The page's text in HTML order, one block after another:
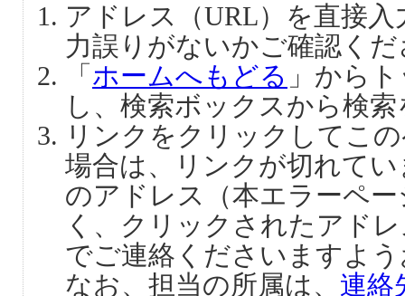
アドレス（URL）を直接
力誤りがないかご確認く
「 ホームへもどる 」から
し、検索ボックスから検
リンクをクリックしてこ
場合は、リンクが切れて
のアドレス（本エラーペ
く、クリックされたアド
でご連絡くださいますよ
なお、担当の所属は、 連絡